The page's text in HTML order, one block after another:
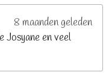
8 maanden geleden
Josyane en veel